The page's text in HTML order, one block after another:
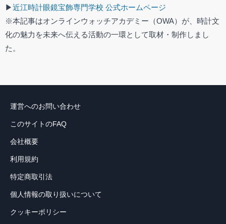
▶近江時計眼鏡宝飾専門学校 公式ホームページ
※本記事はオンラインウォッチアカデミー（OWA）が、時計文
化の魅力を未来へ伝える活動の一環として取材・制作しまし
た。
運営へのお問い合わせ
このサイトのFAQ
会社概要
利用規約
特定商取引法
個人情報の取り扱いについて
クッキーポリシー